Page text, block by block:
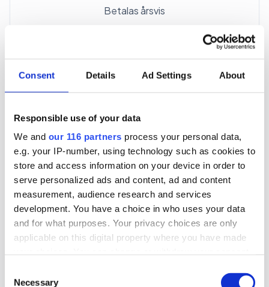
Consent Details Ad Settings About
Responsible use of your data
We and our 116 partners process your personal data,
e.g. your IP-number, using technology such as cookies to
store and access information on your device in order to
serve personalized ads and content, ad and content
measurement, audience research and services
development. You have a choice in who uses your data
and for what purposes. Your privacy choices are only
applicable on this digital property where you have made
the Privacy trigger icon.
Selection
Necessary
Betalas årsvis
För en mottagare
*Moms (6 %) ingår i alla priser.
Företagspaket